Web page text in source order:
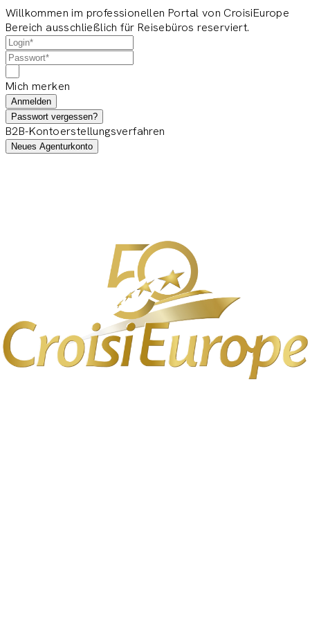
Willkommen im professionellen Portal von CroisiEurope
Bereich ausschließlich für Reisebüros reserviert.
Mich merken
Anmelden
Passwort vergessen?
B2B-Kontoerstellungsverfahren
Neues Agenturkonto